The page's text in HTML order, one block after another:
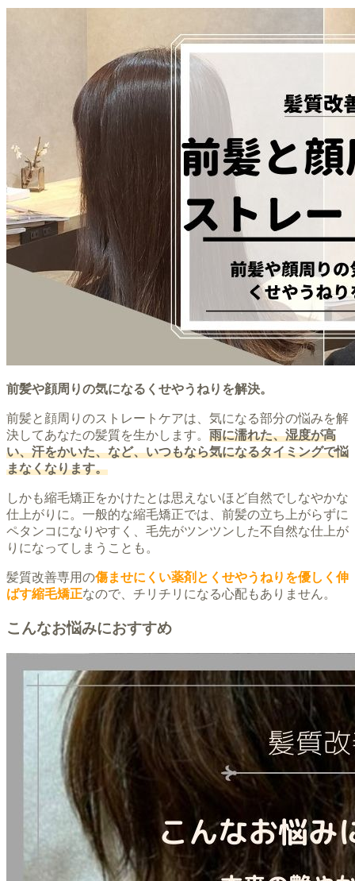
前髪や顔周りの気になるくせやうねりを解決。
前髪と顔周りのストレートケアは、気になる部分の悩みを解
決してあなたの髪質を生かします。 雨に濡れた、湿度が高
い、汗をかいた、など、いつもなら気になるタイミングで悩
まなくなります。
しかも縮毛矯正をかけたとは思えないほど自然でしなやかな
仕上がりに。一般的な縮毛矯正では、前髪の立ち上がらずに
ペタンコになりやすく、毛先がツンツンした不自然な仕上が
りになってしまうことも。
髪質改善専用の傷ませにくい薬剤とくせやうねりを優しく伸
ばす縮毛矯正なので、チリチリになる心配もありません。
こんなお悩みにおすすめ